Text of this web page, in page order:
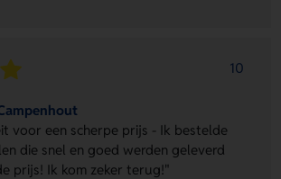
10
voor een scherpe prijs - Ik bestelde
die snel en goed werden geleverd
prijs! Ik kom zeker terug!"